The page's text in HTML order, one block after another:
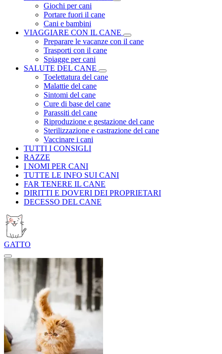
Giochi per cani
Portare fuori il cane
Cani e bambini
VIAGGIARE CON IL CANE
Preparare le vacanze con il cane
Trasporti con il cane
Spiagge per cani
SALUTE DEL CANE
Toelettatura del cane
Malattie del cane
Sintomi del cane
Cure di base del cane
Parassiti del cane
Riproduzione e gestazione del cane
Sterilizzazione e castrazione del cane
Vaccinare i cani
TUTTI I CONSIGLI
RAZZE
I NOMI PER CANI
TUTTE LE INFO SUI CANI
FAR TENERE IL CANE
DIRITTI E DOVERI DEI PROPRIETARI
DECESSO DEL CANE
GATTO